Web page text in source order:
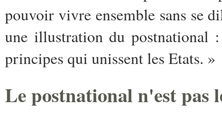
pouvoir vivre ensemble sans se
une illustration du postnational
principes qui unissent les Etats. »
Le postnational n'est pas